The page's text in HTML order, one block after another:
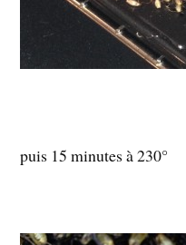
puis 15 minutes à 230°